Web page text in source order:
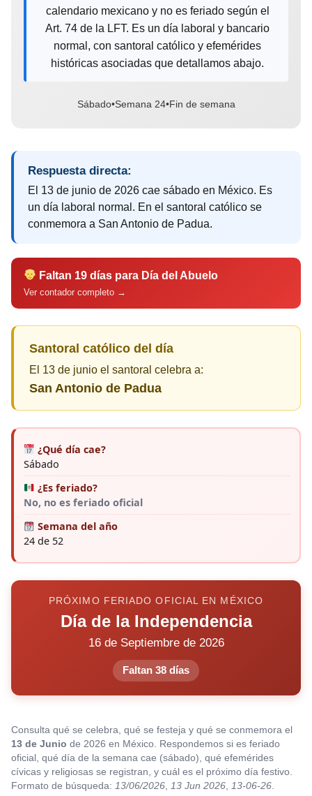
calendario mexicano y no es feriado según el
Art. 74 de la LFT. Es un día laboral y bancario
normal, con santoral católico y efemérides
históricas asociadas que detallamos abajo.
Sábado•Semana 24•Fin de semana
Respuesta directa:
El 13 de junio de 2026 cae sábado en México. Es
un día laboral normal. En el santoral católico se
conmemora a San Antonio de Padua.
Faltan 19 días para Día del Abuelo
Ver contador completo →
Santoral católico del día
El 13 de junio el santoral celebra a:
San Antonio de Padua
¿Qué día cae?
Sábado
¿Es feriado?
No, no es feriado oficial
Semana del año
24 de 52
PRÓXIMO FERIADO OFICIAL EN MÉXICO
Día de la Independencia
16 de Septiembre de 2026
Faltan 38 días
Consulta qué se celebra, qué se festeja y qué se conmemora el
13 de Junio de 2026 en México. Respondemos si es feriado
oficial, qué día de la semana cae (sábado), qué efemérides
cívicas y religiosas se registran, y cuál es el próximo día festivo.
Formato de búsqueda: 13/06/2026, 13 Jun 2026, 13-06-26.